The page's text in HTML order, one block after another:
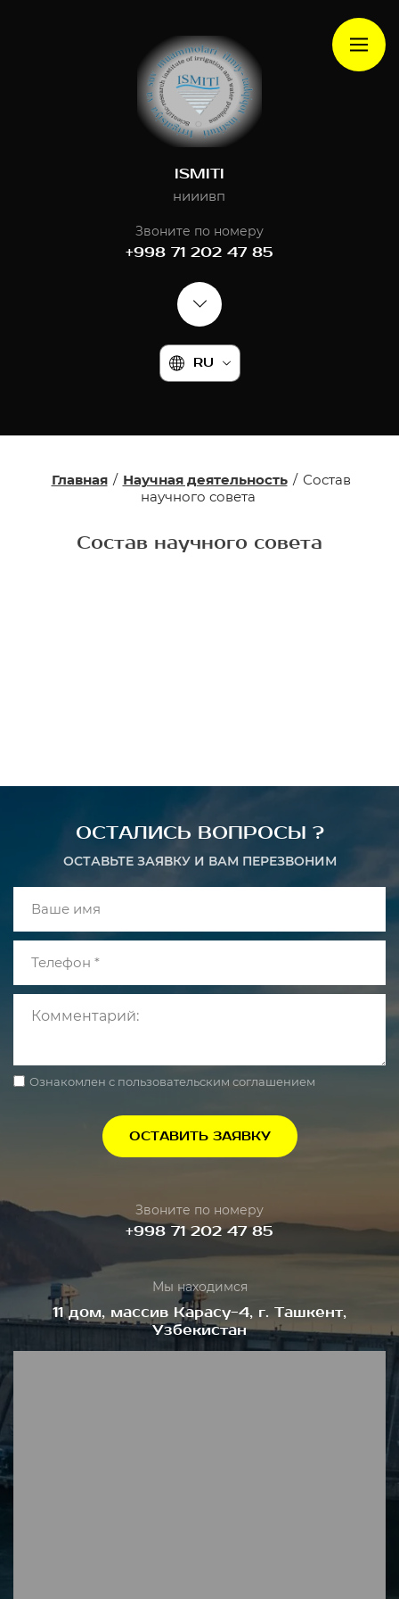
ISMITI
нииивп
RU
Звоните по номеру
+998 71 202 47 85
Главная / Научная деятельность / Состав
научного совета
Состав научного совета
ОСТАЛИСЬ ВОПРОСЫ ?
ОСТАВЬТЕ ЗАЯВКУ И ВАМ ПЕРЕЗВОНИМ
Ознакомлен с пользовательским соглашением
ОСТАВИТЬ ЗАЯВКУ
Звоните по номеру
+998 71 202 47 85
Мы находимся
11 дом, массив Карасу-4, г. Ташкент,
Узбекистан